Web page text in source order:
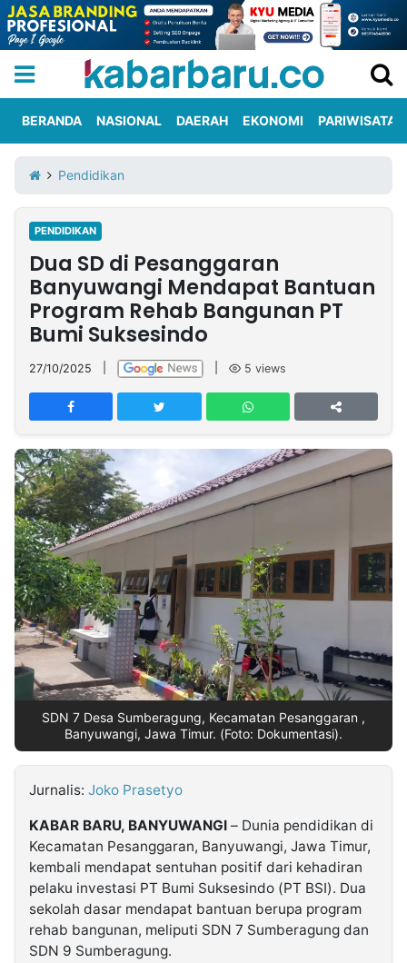
Iklan
Berita
Kami
Nasional
International
Olahraga
Entertainment
Daerah
Pariwisata
Kuliner
Kolom
Network
PT
TREETAN
MULTIMEDIA
INDONESIA
Partner
Insight
NTB
Suara
Time
Lens
IDN
Daily
Jogja
Jalan
Rakyat
Idealita
News
Kita
Notice
Dinamikapost.com
Radar
Baru
Seedbacklink
Follow
Kabarbaru
Kabarbaru.co
2026
Kabarbaru
BERANDA NASIONAL DAERAH EKONOMI PARIWISATA
Pendidikan
PENDIDIKAN
Dua SD di Pesanggaran
Banyuwangi Mendapat Bantuan
Program Rehab Bangunan PT
Bumi Suksesindo
27/10/2025 5 views
SDN 7 Desa Sumberagung, Kecamatan Pesanggaran ,
Banyuwangi, Jawa Timur. (Foto: Dokumentasi).
Jurnalis: Joko Prasetyo
KABAR BARU, BANYUWANGI – Dunia pendidikan di
Kecamatan Pesanggaran, Banyuwangi, Jawa Timur,
kembali mendapat sentuhan positif dari kehadiran
pelaku investasi PT Bumi Suksesindo (PT BSI). Dua
sekolah dasar mendapat bantuan berupa program
rehab bangunan, meliputi SDN 7 Sumberagung dan
SDN 9 Sumberagung.